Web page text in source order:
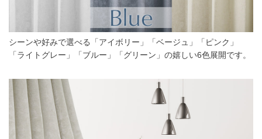
シーンや好みで選べる「アイボリー」「ベージュ」「ピンク」
「ライトグレー」「ブルー」「グリーン」の嬉しい6色展開です。